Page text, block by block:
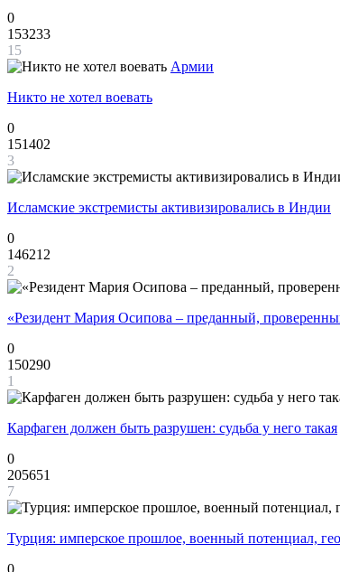
0
153233
15
Армии
Никто не хотел воевать
0
151402
3
Исламские экстремисты активизировались в Индии
0
146212
2
«Резидент Мария Осипова – преданный,
0
150290
1
Карфаген должен быть разрушен: судьба у него такая
0
205651
7
Турция: имперское прошлое, военный потенциал,